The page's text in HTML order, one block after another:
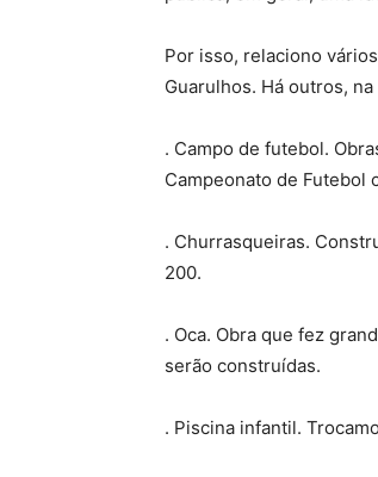
Por isso, relaciono
Guarulhos. Há outros,
. Campo de futebol.
Campeonato de Futebol
. Churrasqueiras.
200.
. Oca. Obra que fez
serão construídas.
. Piscina infantil.